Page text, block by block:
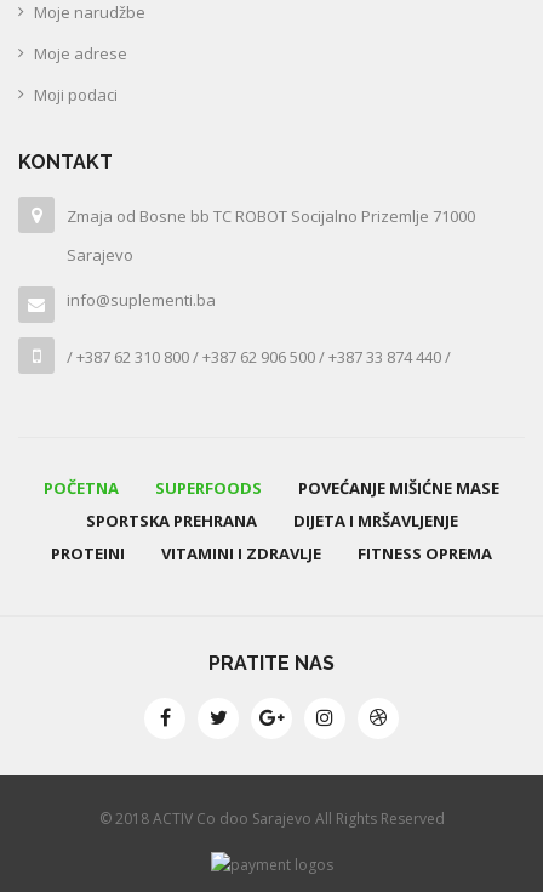
Moje narudžbe
Moje adrese
Moji podaci
KONTAKT
Zmaja od Bosne bb TC ROBOT Socijalno Prizemlje 71000
Sarajevo
info@suplementi.ba
/ +387 62 310 800 / +387 62 906 500 / +387 33 874 440 /
POČETNA SUPERFOODS
POVEĆANJE MIŠIĆNE MASE
SPORTSKA PREHRANA
DIJETA I MRŠAVLJENJE
PROTEINI
VITAMINI I ZDRAVLJE FITNESS OPREMA
PRATITE NAS
© 2018 ACTIV Co doo Sarajevo All Rights Reserved